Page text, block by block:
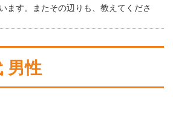
ます。またその辺りも、教えてくださ
男性